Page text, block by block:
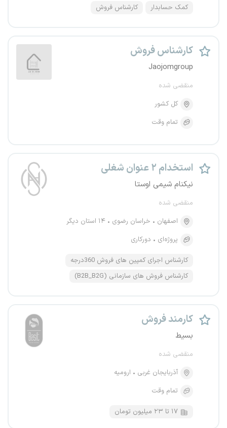
کمک حسابدار کارشناس فروش
کارشناس فروش
Jaojomgroup
منقضی شده
کل کشور
تمام وقت
استخدام ۲ عنوان شغلی
نیکنام شیمی اوستا
منقضی شده
اصفهان
خراسان رضوی
۱۴ استان دیگر
پروژه‌ای
دورکاری
کارشناس اجرای کمپین های فروش 360درجه
کارشناس فروش های سازمانی (B2B_B2G)
کارمند فروش
بسیط
منقضی شده
آذربایجان غربی
ارومیه
تمام وقت
۱۷ تا ۲۳ میلیون تومان